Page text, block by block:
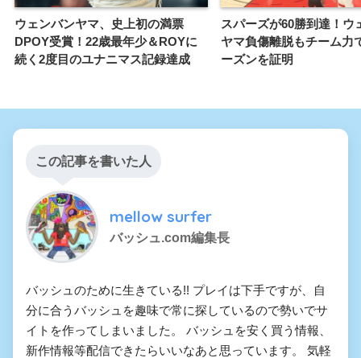
ウェンバンヤマ、史上初の満票
DPOY受賞！22歳最年少＆ROYに
続く2度目のユナニマス記録達成
スパーズが60勝到達！ウ
ヤマ負傷離脱もチーム力
ーズンを証明
この記事を書いた人
mellow surfer
バッシュ.com編集長
バッシュのために生きている!! プレイは下手ですが、自
分に合うバッシュを趣味で常に探しているので勢いでサ
イトを作ってしまいました。 バッシュを安く買う情報、
新作情報等配信できたらいいなあと思っています。 気軽